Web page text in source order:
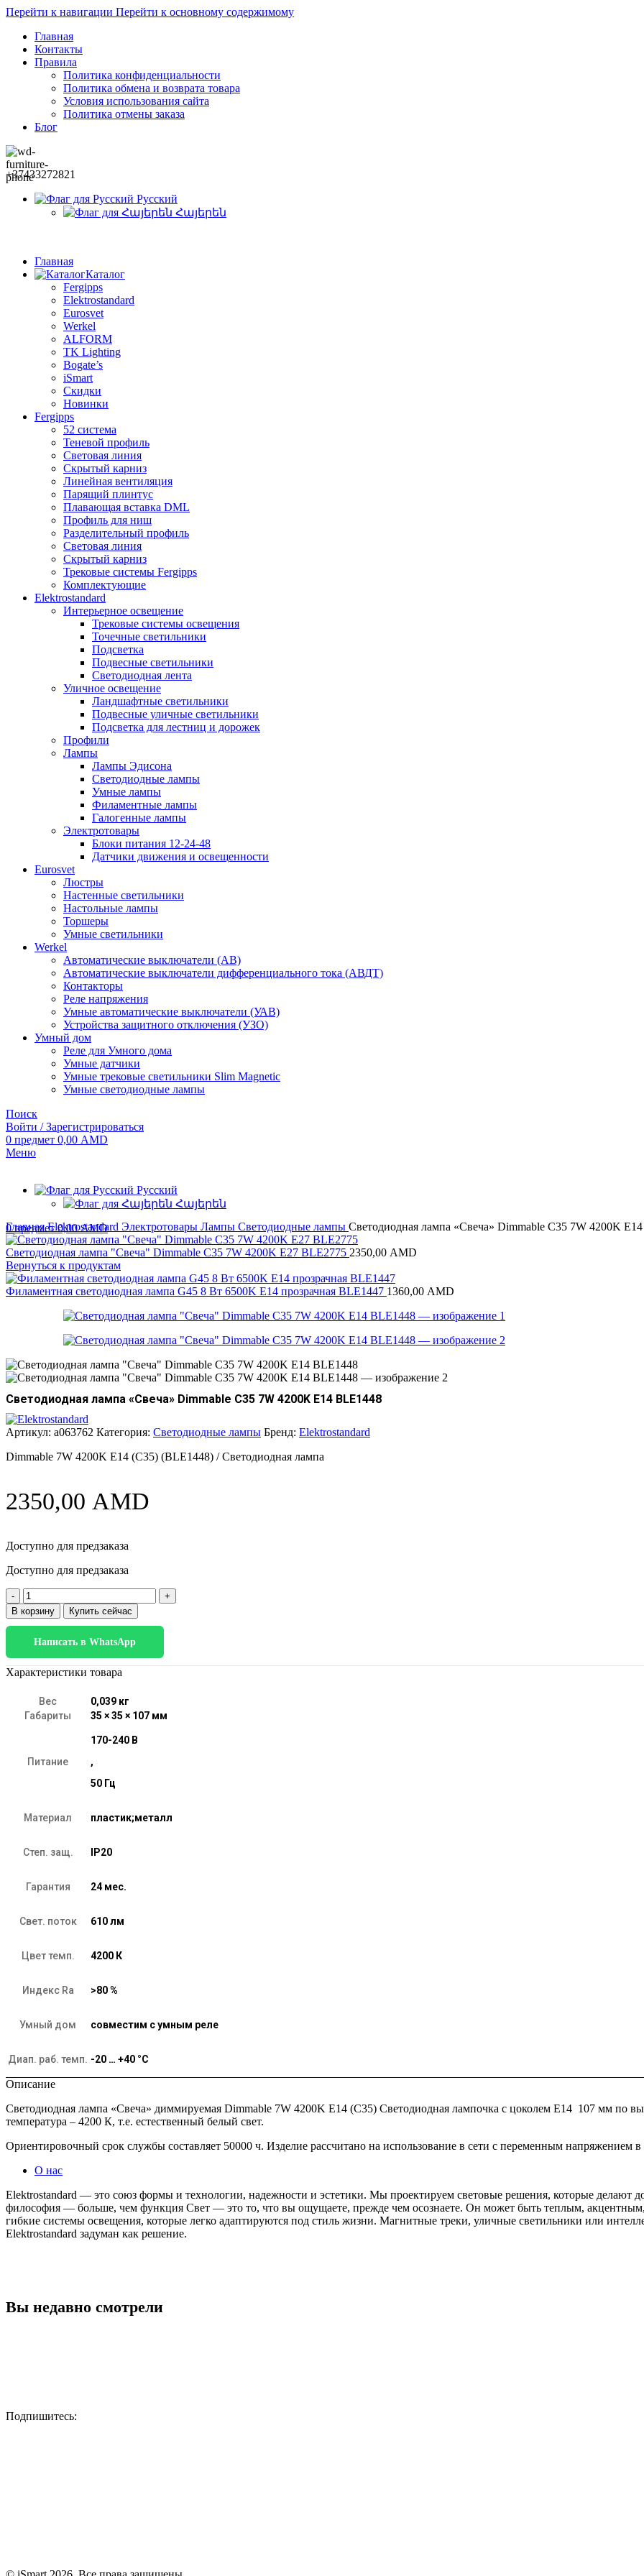
Перейти к навигации Перейти к основному содержимому
Главная
Контакты
Правила
Политика конфиденциальности
Политика обмена и возврата товара
Условия использования сайта
Политика отмены заказа
Блог
+37433272821
Русский
Հայերեն
Главная
Каталог
Fergipps
Elektrostandard
Eurosvet
Werkel
ALFORM
TK Lighting
Bogate’s
iSmart
Скидки
Новинки
Fergipps
52 система
Теневой профиль
Световая линия
Скрытый карниз
Линейная вентиляция
Парящий плинтус
Плавающая вставка DML
Профиль для ниш
Разделительный профиль
Световая линия
Скрытый карниз
Трековые системы Fergipps
Комплектующие
Elektrostandard
Интерьерное освещение
Трековые системы освещения
Точечные светильники
Подсветка
Подвесные светильники
Светодиодная лента
Уличное освещение
Ландшафтные светильники
Подвесные уличные светильники
Подсветка для лестниц и дорожек
Профили
Лампы
Лампы Эдисона
Светодиодные лампы
Умные лампы
Филаментные лампы
Галогенные лампы
Электротовары
Блоки питания 12-24-48
Датчики движения и освещенности
Eurosvet
Люстры
Настенные светильники
Настольные лампы
Торшеры
Умные светильники
Werkel
Автоматические выключатели (АВ)
Автоматические выключатели дифференциального тока (АВДТ)
Контакторы
Реле напряжения
Умные автоматические выключатели (УАВ)
Устройства защитного отключения (УЗО)
Умный дом
Реле для Умного дома
Умные датчики
Умные трековые светильники Slim Magnetic
Умные светодиодные лампы
Поиск
Войти / Зарегистрироваться
0 предмет 0,00 AMD
Меню
Русский
Հայերեն
0предмет 0,00AMD
ГлавнаяElektrostandard Электротовары Лампы Светодиодные лампы Светодиодная лампа «Свеча» Dimmable C35 7W 4200K
Светодиодная лампа "Свеча" Dimmable C35 7W 4200K E27 BLE2775 2350,00 AMD
Вернуться к продуктам
Филаментная светодиодная лампа G45 8 Вт 6500K E14 прозрачная BLE1447 1360,00 AMD
Светодиодная лампа «Свеча» Dimmable C35 7W 4200K E14 BLE1448
Артикул: a063762 Категория: Светодиодные лампы Бренд: Elektrostandard
Dimmable 7W 4200K E14 (C35) (BLE1448) / Светодиодная лампа
2350,00 AMD
Доступно для предзаказа
Доступно для предзаказа
Количество
товара
Светодиодная
"Свеча"
Dimmable
C35
4200K
E14
BLE1448
В корзину Купить сейчас
Написать в WhatsApp
Характеристики товара
Вес
0,039 кг
Габариты
35 × 35 × 107 мм
Питание
170-240 В
,
50 Гц
Материал пластик;металл
Степ. защ. IP20
Гарантия 24 мес.
Свет. поток 610 лм
Цвет темп. 4200 К
Индекс Ra >80 %
Умный дом совместим с умным реле
Диап. раб. темп. -20 … +40 °C
Описание
Светодиодная лампа «Свеча» диммируемая Dimmable 7W 4200K E14 (C35) Светодиодная лампочка с цоколем E14 107 мм по
температура – 4200 К, т.е. естественный белый свет.
Ориентировочный срок службы составляет 50000 ч. Изделие рассчитано на использование в сети с переменным напряжением
О нас
Elektrostandard — это союз формы и технологии, надежности и эстетики. Мы проектируем световые решения, которые
философия — больше, чем функция Свет — это то, что вы ощущаете, прежде чем осознаете. Он может быть теплым,
гибкие системы освещения, которые легко адаптируются под стиль жизни. Магнитные треки, уличные светильники или
Elektrostandard задуман как решение.
Вы недавно смотрели
Подпишитесь: